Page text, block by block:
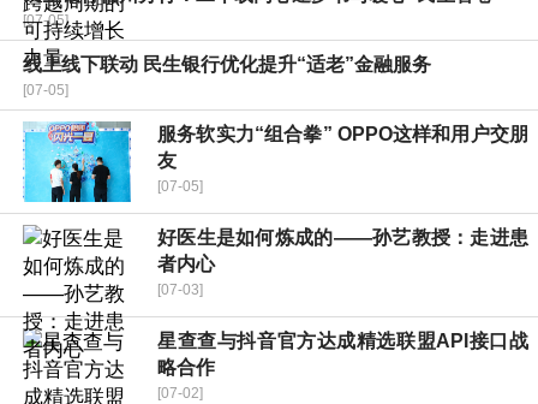
[07-05]
线上线下联动 民生银行优化提升“适老”金融服务
[07-05]
服务软实力“组合拳” OPPO这样和用户交朋
友
[07-05]
好医生是如何炼成的——孙艺教授：走进患
者内心
[07-03]
星查查与抖音官方达成精选联盟API接口战
略合作
[07-02]